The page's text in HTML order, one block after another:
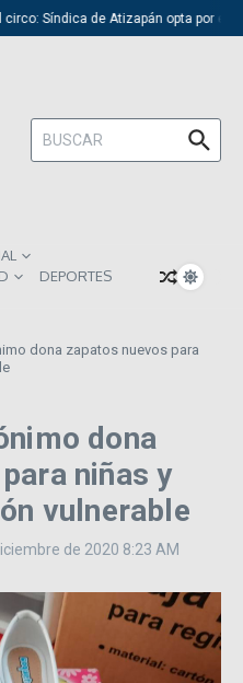
Síndica de Atizapán opta por el
Buscar:
DEPORTES
dona zapatos nuevos para
dona
niñas y
vulnerable
de 2020 8:23 AM